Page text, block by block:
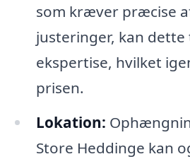
som kræver præcise
justeringer, kan
ekspertise, hvilket
prisen.
Lokation:
Store Heddinge kan